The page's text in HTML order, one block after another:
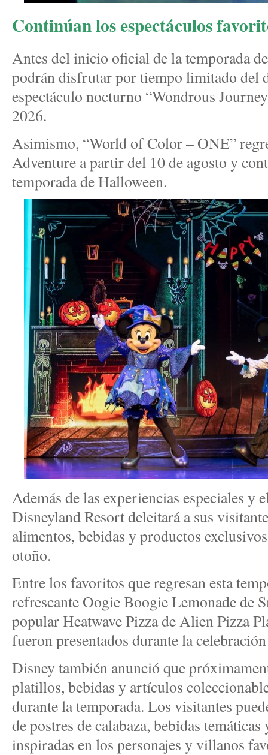
Continúan los espectáculos
Antes del inicio oficial de la temporada
podrán disfrutar por tiempo limitado del
espectáculo nocturno “Wondrous
2026.
Asimismo, “World of Color – ONE”
Adventure a partir del 10 de agosto y
temporada de Halloween.
Además de las experiencias especiales y
Disneyland Resort deleitará a sus
alimentos, bebidas y productos
otoño.
Entre los favoritos que regresan esta
refrescante Oogie Boogie Lemonade de
popular Heatwave Pizza de Alien Pizza
fueron presentados durante la
Disney también anunció que
platillos, bebidas y artículos
durante la temporada. Los visitantes
de postres de calabaza, bebidas
inspiradas en los personajes y villanos